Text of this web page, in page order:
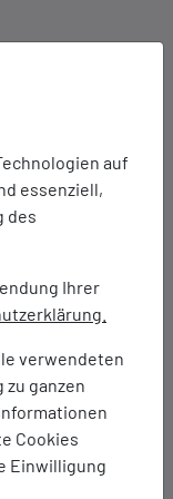
auf
essenziell,
des
Ihrer
verwendeten
zu ganzen
Cookies
Einwilligung
aus 50%
Mesh
für leichten
lange anhält.
Traktion